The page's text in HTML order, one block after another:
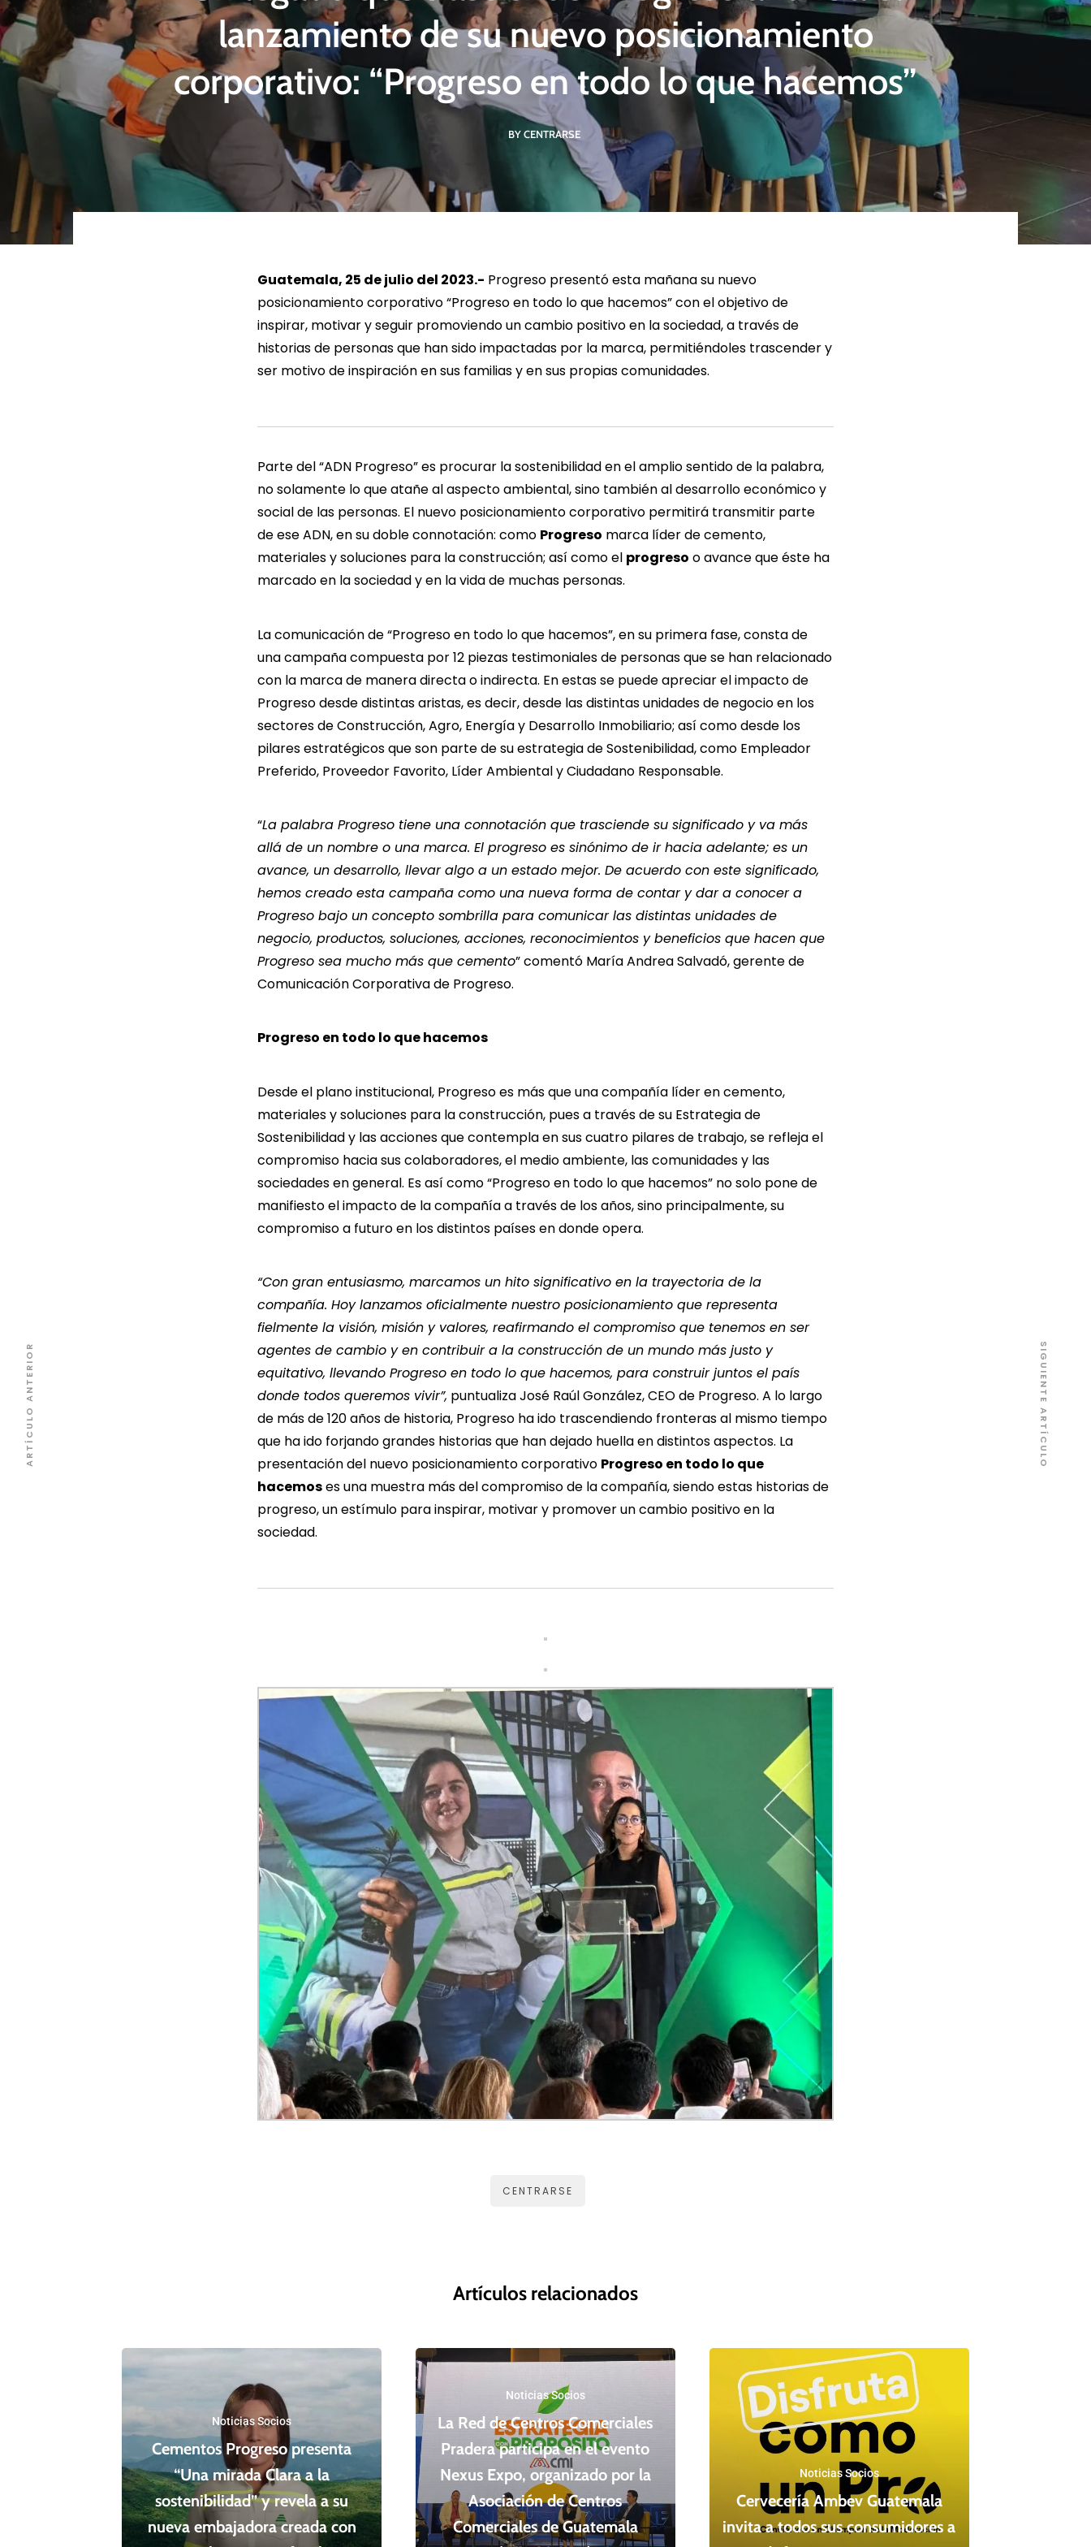
LEER MÁS LEER MÁS LEER MÁS LEER MÁS LEER MÁS
lanzamiento de su nuevo posicionamiento
corporativo: “Progreso en todo lo que hacemos”
BY CENTRARSE
Guatemala, 25 de julio del 2023.- Progreso presentó esta mañana su nuevo
posicionamiento corporativo “Progreso en todo lo que hacemos” con el objetivo de
inspirar, motivar y seguir promoviendo un cambio positivo en la sociedad, a través de
historias de personas que han sido impactadas por la marca, permitiéndoles trascender y
ser motivo de inspiración en sus familias y en sus propias comunidades.
Parte del “ADN Progreso” es procurar la sostenibilidad en el amplio sentido de la palabra,
no solamente lo que atañe al aspecto ambiental, sino también al desarrollo económico y
social de las personas. El nuevo posicionamiento corporativo permitirá transmitir parte
de ese ADN, en su doble connotación: como Progreso marca líder de cemento,
materiales y soluciones para la construcción; así como el progreso o avance que éste ha
marcado en la sociedad y en la vida de muchas personas.
La comunicación de “Progreso en todo lo que hacemos”, en su primera fase, consta de
una campaña compuesta por 12 piezas testimoniales de personas que se han relacionado
con la marca de manera directa o indirecta. En estas se puede apreciar el impacto de
Progreso desde distintas aristas, es decir, desde las distintas unidades de negocio en los
sectores de Construcción, Agro, Energía y Desarrollo Inmobiliario; así como desde los
pilares estratégicos que son parte de su estrategia de Sostenibilidad, como Empleador
Preferido, Proveedor Favorito, Líder Ambiental y Ciudadano Responsable.
“La palabra Progreso tiene una connotación que trasciende su significado y va más
allá de un nombre o una marca. El progreso es sinónimo de ir hacia adelante; es un
avance, un desarrollo, llevar algo a un estado mejor. De acuerdo con este significado,
hemos creado esta campaña como una nueva forma de contar y dar a conocer a
Progreso bajo un concepto sombrilla para comunicar las distintas unidades de
negocio, productos, soluciones, acciones, reconocimientos y beneficios que hacen que
Progreso sea mucho más que cemento” comentó María Andrea Salvadó, gerente de
Comunicación Corporativa de Progreso.
Progreso en todo lo que hacemos
Desde el plano institucional, Progreso es más que una compañía líder en cemento,
materiales y soluciones para la construcción, pues a través de su Estrategia de
Sostenibilidad y las acciones que contempla en sus cuatro pilares de trabajo, se refleja el
compromiso hacia sus colaboradores, el medio ambiente, las comunidades y las
sociedades en general. Es así como “Progreso en todo lo que hacemos” no solo pone de
manifiesto el impacto de la compañía a través de los años, sino principalmente, su
compromiso a futuro en los distintos países en donde opera.
“Con gran entusiasmo, marcamos un hito significativo en la trayectoria de la
compañía. Hoy lanzamos oficialmente nuestro posicionamiento que representa
fielmente la visión, misión y valores, reafirmando el compromiso que tenemos en ser
agentes de cambio y en contribuir a la construcción de un mundo más justo y
equitativo, llevando Progreso en todo lo que hacemos, para construir juntos el país
donde todos queremos vivir”, puntualiza José Raúl González, CEO de Progreso. A lo largo
de más de 120 años de historia, Progreso ha ido trascendiendo fronteras al mismo tiempo
que ha ido forjando grandes historias que han dejado huella en distintos aspectos. La
presentación del nuevo posicionamiento corporativo Progreso en todo lo que
hacemoses una muestra más del compromiso de la compañía, siendo estas historias de
progreso, un estímulo para inspirar, motivar y promover un cambio positivo en la
sociedad.
CENTRARSE
Artículos relacionados
Noticias Socios
Cementos Progreso presenta
“Una mirada Clara a la
sostenibilidad” y revela a su
nueva embajadora creada con
Noticias Socios
La Red de Centros Comerciales
Pradera participa en el evento
Nexus Expo, organizado por la
Asociación de Centros
Comerciales de Guatemala
Noticias Socios
Cervecería Ambev Guatemala
invita a todos sus consumidores a
ARTÍCULO ANTERIOR SIGUIENTE ARTÍCULO